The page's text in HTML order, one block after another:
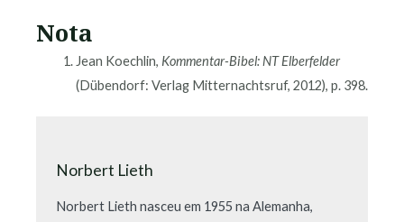
Nota
Jean Koechlin, Kommentar-Bibel: NT Elberfelder
(Dübendorf: Verlag Mitternachtsruf, 2012), p. 398.
Norbert Lieth
Norbert Lieth nasceu em 1955 na Alemanha,